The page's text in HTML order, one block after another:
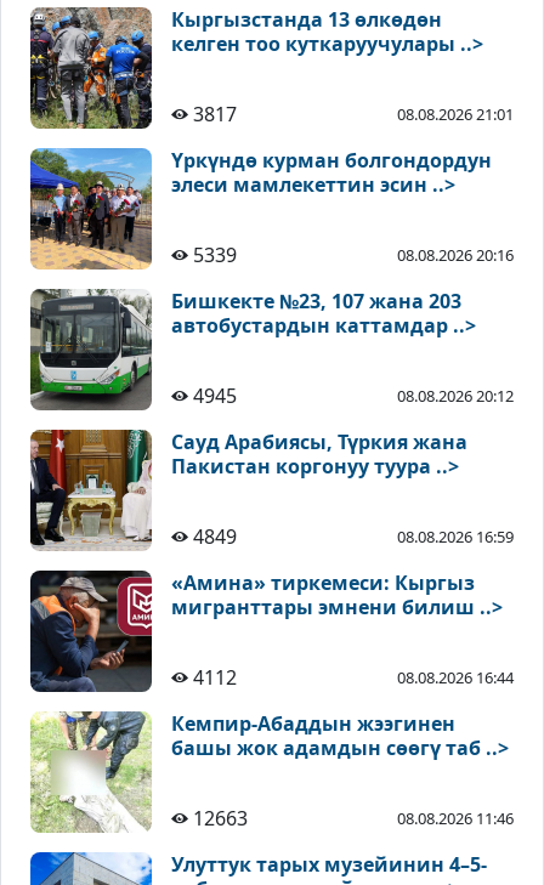
Кыргызстанда 13 өлкөдөн
келген тоо куткаруучулары ..>
3817 08.08.2026 21:01
Үркүндө курман болгондордун
элеси мамлекеттин эсин ..>
5339 08.08.2026 20:16
Бишкекте №23, 107 жана 203
автобустардын каттамдар ..>
4945 08.08.2026 20:12
Сауд Арабиясы, Түркия жана
Пакистан коргонуу туура ..>
4849 08.08.2026 16:59
«Амина» тиркемеси: Кыргыз
мигранттары эмнени билиш ..>
4112 08.08.2026 16:44
Кемпир-Абаддын жээгинен
башы жок адамдын сөөгү таб ..>
12663 08.08.2026 11:46
Улуттук тарых музейинин 4–5-